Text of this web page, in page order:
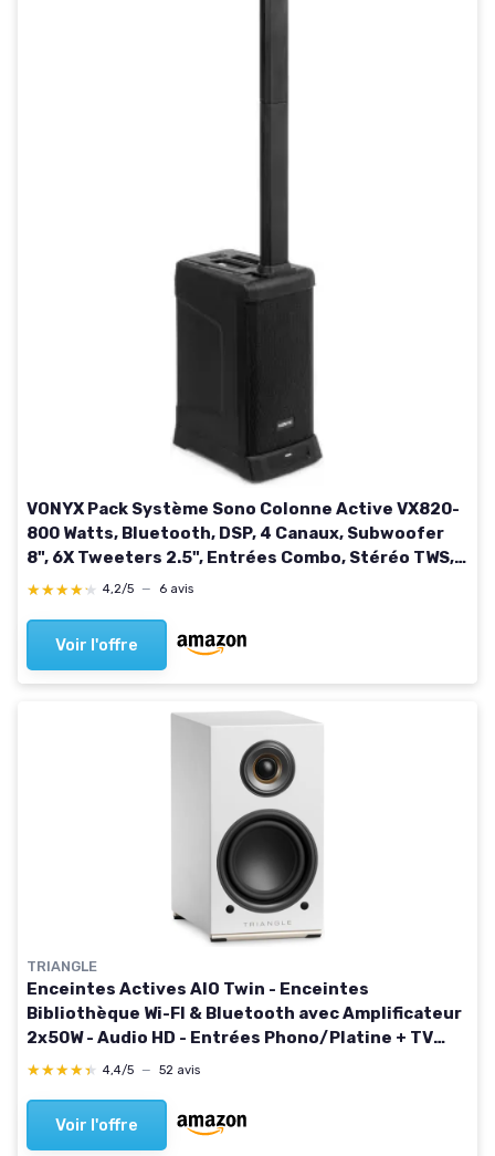
VONYX Pack Système Sono Colonne Active VX820-
800 Watts, Bluetooth, DSP, 4 Canaux, Subwoofer
8", 6X Tweeters 2.5", Entrées Combo, Stéréo TWS,
Une Sono Idéal pour la Maison et Les Petits DJs
★★★★★
★★★★★ 4,2/5 — 6 avis
Voir l'offre
TRIANGLE
Enceintes Actives AIO Twin - Enceintes
Bibliothèque Wi-FI & Bluetooth avec Amplificateur
2x50W - Audio HD - Entrées Phono/Platine + TV
Optique - 165 x 304 x 235 mm - Blanc Givré (Paire)
★★★★★
★★★★★ 4,4/5 — 52 avis
Voir l'offre